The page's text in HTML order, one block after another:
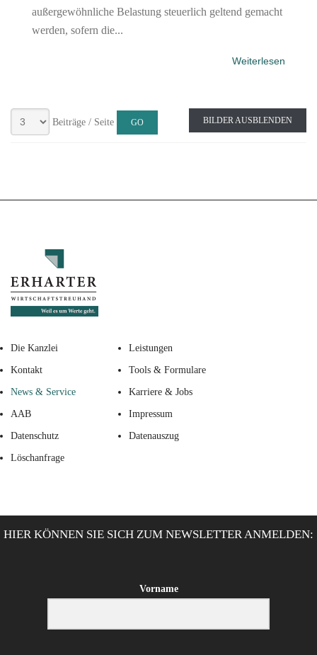
außergewöhnliche Belastung steuerlich geltend gemacht
werden, sofern die...
Weiterlesen
Beiträge / Seite BILDER AUSBLENDEN
Die Kanzlei Leistungen
Kontakt Tools & Formulare
News & Service Karriere & Jobs
AAB Impressum
Datenschutz Datenauszug
Löschanfrage
HIER KÖNNEN SIE SICH ZUM NEWSLETTER ANMELDEN:
Vorname